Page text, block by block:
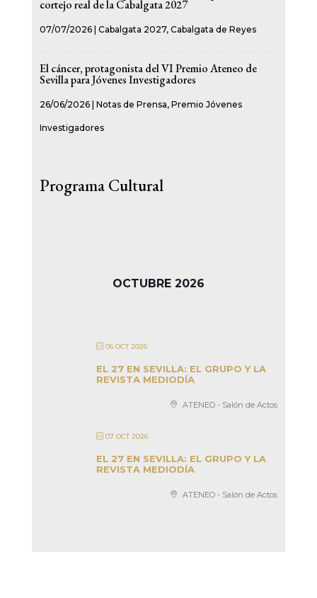
cortejo real de la Cabalgata 2027
07/07/2026| Cabalgata 2027, Cabalgata de Reyes
El cáncer, protagonista del VI Premio Ateneo de
Sevilla para Jóvenes Investigadores
26/06/2026| Notas de Prensa, Premio Jóvenes
Investigadores
Programa Cultural
OCTUBRE 2026
06 OCT 2026
EL 27 EN SEVILLA: EL GRUPO Y LA
REVISTA MEDIODÍA
ATENEO - Salón de Actos
07 OCT 2026
EL 27 EN SEVILLA: EL GRUPO Y LA
REVISTA MEDIODÍA
ATENEO - Salón de Actos